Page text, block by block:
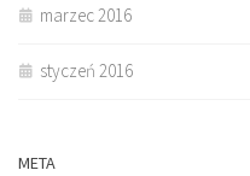
marzec 2016
styczeń 2016
META